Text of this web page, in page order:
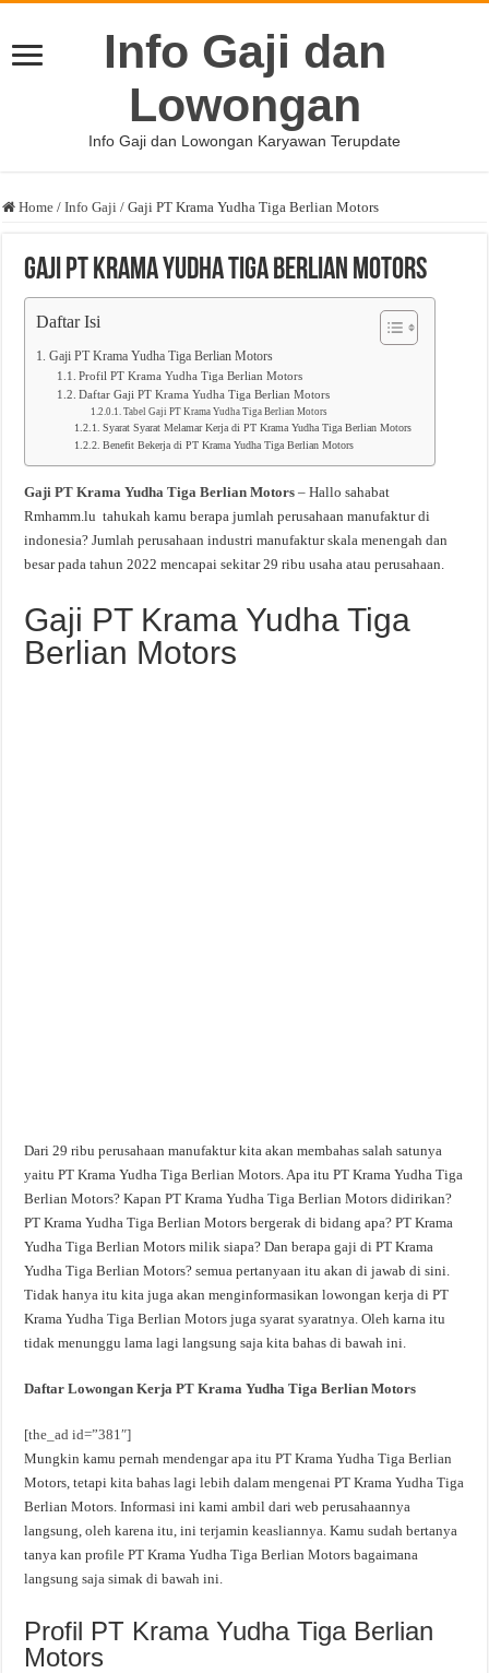
Info Gaji dan
Lowongan
Info Gaji dan Lowongan Karyawan Terupdate
Home / Info Gaji / Gaji PT Krama Yudha Tiga Berlian Motors
Gaji PT Krama Yudha Tiga Berlian Motors
Daftar Isi
Gaji PT Krama Yudha Tiga Berlian Motors
Profil PT Krama Yudha Tiga Berlian Motors
Daftar Gaji PT Krama Yudha Tiga Berlian Motors
Tabel Gaji PT Krama Yudha Tiga Berlian Motors
Syarat Syarat Melamar Kerja di PT Krama Yudha Tiga Berlian Motors
Benefit Bekerja di PT Krama Yudha Tiga Berlian Motors
Gaji PT Krama Yudha Tiga Berlian Motors – Hallo sahabat
Rmhamm.lu tahukah kamu berapa jumlah perusahaan manufaktur di
indonesia? Jumlah perusahaan industri manufaktur skala menengah dan
besar pada tahun 2022 mencapai sekitar 29 ribu usaha atau perusahaan.
Gaji PT Krama Yudha Tiga
Berlian Motors
Dari 29 ribu perusahaan manufaktur kita akan membahas salah satunya
yaitu PT Krama Yudha Tiga Berlian Motors. Apa itu PT Krama Yudha Tiga
Berlian Motors? Kapan PT Krama Yudha Tiga Berlian Motors didirikan?
PT Krama Yudha Tiga Berlian Motors bergerak di bidang apa? PT Krama
Yudha Tiga Berlian Motors milik siapa? Dan berapa gaji di PT Krama
Yudha Tiga Berlian Motors? semua pertanyaan itu akan di jawab di sini.
Tidak hanya itu kita juga akan menginformasikan lowongan kerja di PT
Krama Yudha Tiga Berlian Motors juga syarat syaratnya. Oleh karna itu
tidak menunggu lama lagi langsung saja kita bahas di bawah ini.
Daftar Lowongan Kerja PT Krama Yudha Tiga Berlian Motors
[the_ad id=”381″]
Mungkin kamu pernah mendengar apa itu PT Krama Yudha Tiga Berlian
Motors, tetapi kita bahas lagi lebih dalam mengenai PT Krama Yudha Tiga
Berlian Motors. Informasi ini kami ambil dari web perusahaannya
langsung, oleh karena itu, ini terjamin keasliannya. Kamu sudah bertanya
tanya kan profile PT Krama Yudha Tiga Berlian Motors bagaimana
langsung saja simak di bawah ini.
Profil PT Krama Yudha Tiga Berlian
Motors